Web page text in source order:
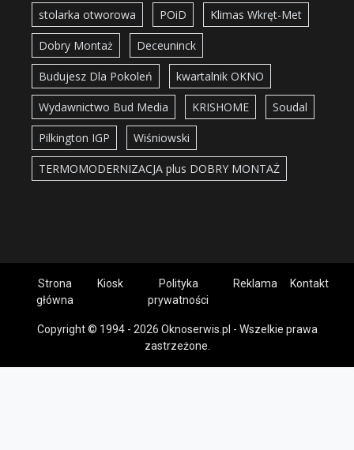
stolarka otworowa POiD Klimas Wkręt-Met
Dobry Montaż Deceuninck
Budujesz Dla Pokoleń kwartalnik OKNO
Wydawnictwo Bud Media KRISHOME Soudal
Pilkington IGP Wiśniowski
TERMOMODERNIZACJA plus DOBRY MONTAŻ
Strona
główna
Kiosk
Polityka
prywatności
Reklama Kontakt
Copyright © 1994 - 2026 Oknoserwis.pl - Wszelkie prawa
zastrzeżone.